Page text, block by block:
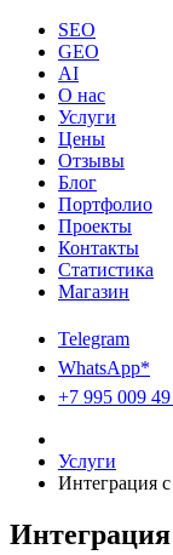
SEO
GEO
AI
О нас
Услуги
Цены
Отзывы
Блог
Портфолио
Проекты
Контакты
Статистика
Магазин
Telegram
WhatsApp*
+7 995 009
Услуги
Интеграция